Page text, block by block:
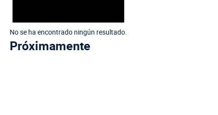
No se ha encontrado ningún resultado.
Próximamente